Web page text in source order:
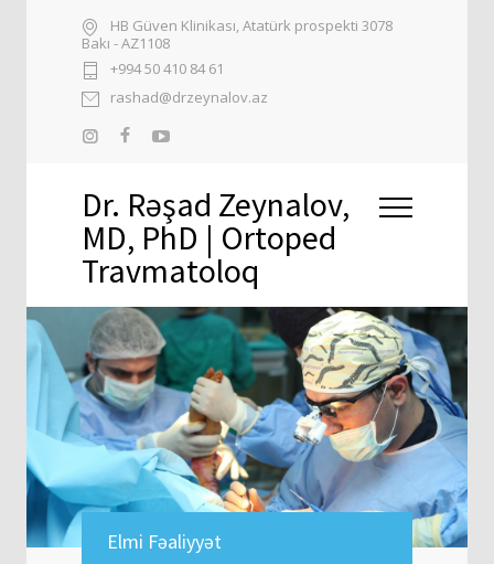
HB Güven Klinikası, Atatürk prospekti 3078
Bakı - AZ1108
+994 50 410 84 61
rashad@drzeynalov.az
Dr. Rəşad Zeynalov,
MD, PhD | Ortoped
Travmatoloq
Elmi Fəaliyyət